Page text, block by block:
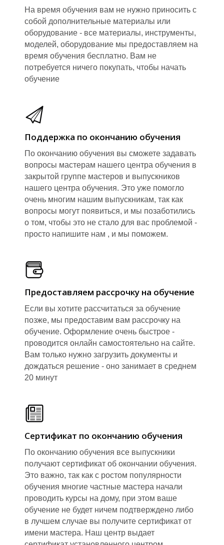
На время обучения вам не нужно приносить с
собой дополнительные материалы или
оборудование - все материалы, инструменты,
моделей, оборудование мы предоставляем на
время обучения бесплатно. Вам не
потребуется ничего покупать, чтобы начать
обучение
Поддержка по окончанию обучения
По окончанию обучения вы сможете задавать
вопросы мастерам нашего центра обучения в
закрытой группе мастеров и выпускников
нашего центра обучения. Это уже помогло
очень многим нашим выпускникам, так как
вопросы могут появиться, и мы позаботились
о том, чтобы это не стало для вас проблемой -
просто напишите нам , и мы поможем.
Предоставляем рассрочку на обучение
Если вы хотите рассчитаться за обучение
позже, мы предоставим вам рассрочку на
обучение. Оформление очень быстрое -
проводится онлайн самостоятельно на сайте.
Вам только нужно загрузить документы и
дождаться решение - оно занимает в среднем
20 минут
Сертификат по окончанию обучения
По окончанию обучения все выпускники
получают сертификат об окончании обучения.
Это важно, так как с ростом популярности
обучения многие частные мастера начали
проводить курсы на дому, при этом ваше
обучение не будет ничем подтверждено либо
в лучшем случае вы получите сертификат от
имени мастера. Наш центр выдает